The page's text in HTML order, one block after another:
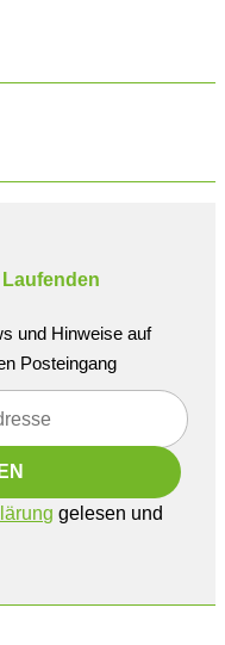
und Hinweise auf
Posteingang
gelesen und